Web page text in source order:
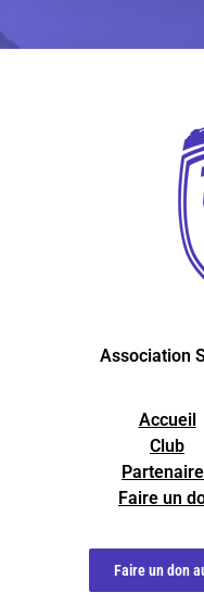
Association
Accueil
Club
Faire un
Faire un don